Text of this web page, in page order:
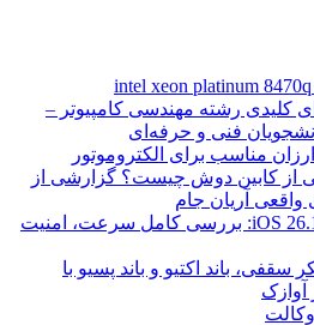
کلیدی رشته مهندسی کامپیوتر –
فنی و حرفه‌ای
مناسب برای الکتروموتور
از کابین دوش چیست؟ گزارشی از
آریان جام
مقایسه اندروید 16 و iOS 26.1: بررسی کامل سرعت، امنیت
باند اکتیو و باند پسیو با
آوازک